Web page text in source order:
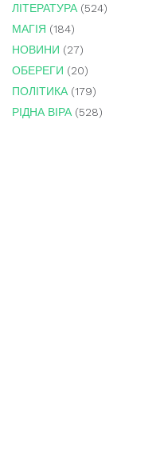
ЛІТЕРАТУРА (524)
МАГІЯ (184)
НОВИНИ (27)
ОБЕРЕГИ (20)
ПОЛІТИКА (179)
РІДНА ВІРА (528)